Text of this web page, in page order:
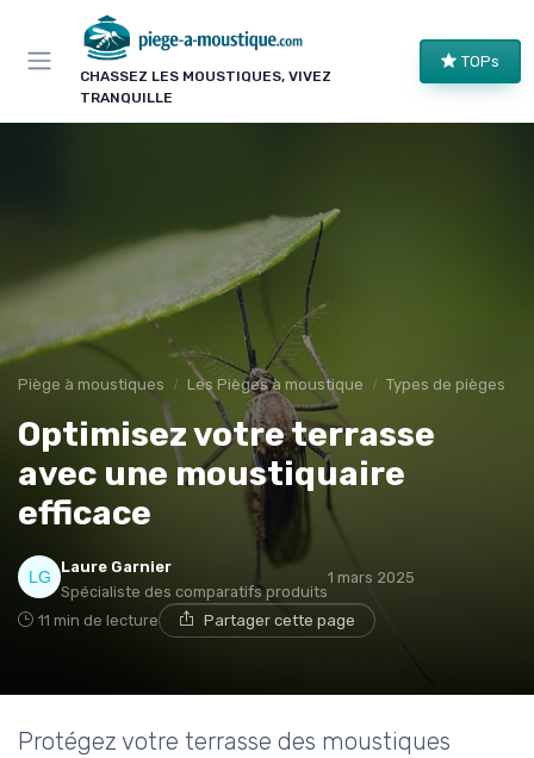
CHASSEZ LES MOUSTIQUES, VIVEZ
TRANQUILLE
TOPs
Piège à moustiques Les Pièges à moustique Types de pièges
Optimisez votre terrasse
avec une moustiquaire
efficace
Laure Garnier
Spécialiste des comparatifs produits
1 mars 2025
11 min de lecture Partager cette page
Protégez votre terrasse des moustiques
Panneau de gestion des cookies